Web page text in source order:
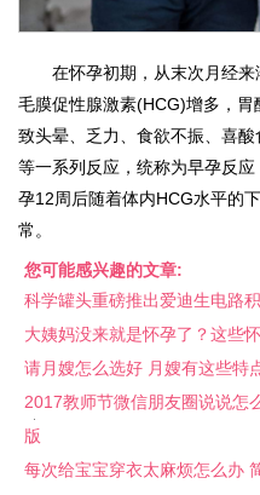
在怀孕初期，从末次月经
毛膜促性腺激素(HCG)增多，
致头晕、乏力、食欲不振、喜
等一系列反应，统称为早孕反
孕12周后随着体内HCG水平的
常。
您可能感兴趣的文章:
科学罐头重磅推出爱迪生电路
大姨妈没来就是怀孕了？这些
请月嫂怎么选好 月嫂有这些特
2017教师节微信朋友圈说说怎
版
每次给宝宝穿衣太麻烦怎么办